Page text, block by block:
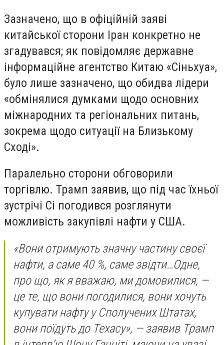
Зазначено, що в офіційній заяві
китайської сторони Іран конкретно не
згадувався; як повідомляє державне
інформаційне агентство Китаю «Сіньхуа»,
було лише зазначено, що обидва лідери
«обмінялися думками щодо основних
міжнародних та регіональних питань,
зокрема щодо ситуації на Близькому
Сході».
Паралельно сторони обговорили
торгівлю. Трамп заявив, що під час їхньої
зустрічі Сі погодився розглянути
можливість закупівлі нафти у США.
«Вони отримують значну частину своєї
нафти, а саме 40 %, саме звідти…Одне,
про що, як я вважаю, ми домовилися, —
це те, що вони погодилися, вони хочуть
купувати нафту у Сполучених Штатах,
вони поїдуть до Техасу», — заявив Трамп